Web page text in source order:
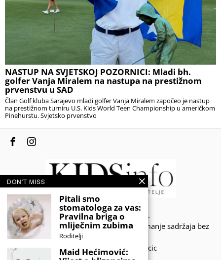
NASTUP NA SVJETSKOJ POZORNICI: Mladi bh.
golfer Vanja Miralem na nastupa na prestižnom
prvenstvu u SAD
Član Golf kluba Sarajevo mladi golfer Vanja Miralem započeo je nastup
na prestižnom turniru U.S. Kids World Teen Championship u američkom
Pinehurstu. Svjetsko prvenstvo
© 2020 - KIDSINFO.BA.
Sva prava zadržana. Zabranjeno preuzimanje sadržaja bez
dozvole izdavača.
Developed by Amar SIjercic
DON'T MISS
Pitali smo
stomatologa za vas:
Pravilna briga o
mliječnim zubima
Roditelji
Maid Hećimović: